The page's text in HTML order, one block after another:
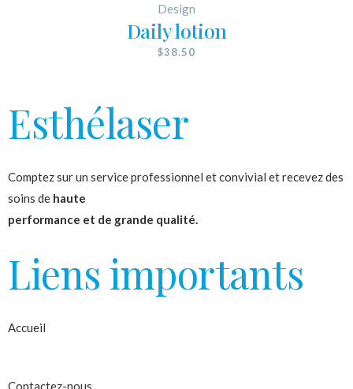
Design
Daily lotion
$38.50
Esthélaser
Comptez sur un service professionnel et convivial et recevez des
soins de haute
performance et de grande qualité.
Liens importants
Accueil
Contactez-nous